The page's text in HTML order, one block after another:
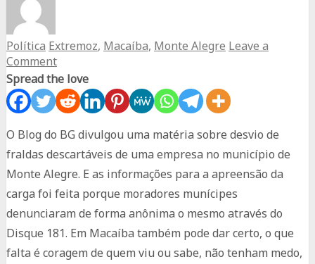
Política Extremoz, Macaíba, Monte Alegre Leave a
Comment
Spread the love
O Blog do BG divulgou uma matéria sobre desvio de
fraldas descartáveis de uma empresa no município de
Monte Alegre. E as informações para a apreensão da
carga foi feita porque moradores munícipes
denunciaram de forma anônima o mesmo através do
Disque 181. Em Macaíba também pode dar certo, o que
falta é coragem de quem viu ou sabe, não tenham medo,